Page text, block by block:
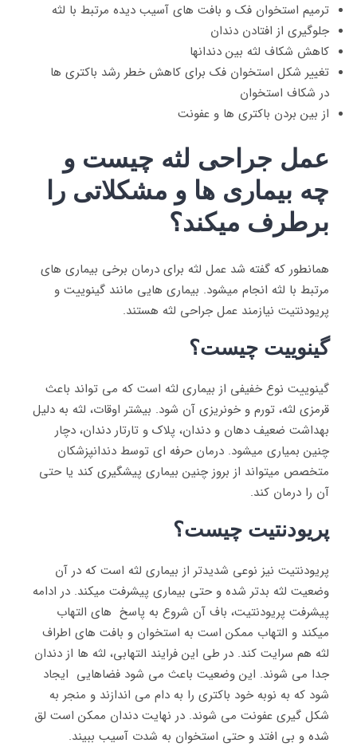
ترمیم استخوان فک و بافت های آسیب دیده مرتبط با لثه
جلوگیری از افتادن دندان
کاهش شکاف لثه بین دندانها
تغییر شکل استخوان فک برای کاهش خطر رشد باکتری ها
در شکاف استخوان
از بین بردن باکتری ها و عفونت
عمل جراحی لثه چیست و
چه بیماری ها و مشکلاتی را
برطرف میکند؟
همانطور که گفته شد عمل لثه برای درمان برخی بیماری های
مرتبط با لثه انجام میشود. بیماری هایی مانند گینوییت و
پریودنتیت نیازمند عمل جراحی لثه هستند.
گینوییت چیست؟
گینوییت نوع خفیفی از بیماری لثه است که می تواند باعث
قرمزی لثه، تورم و خونریزی آن شود. بیشتر اوقات، لثه به دلیل
بهداشت ضعیف دهان و دندان، پلاک و تارتار دندان، دچار
چنین بمیاری میشود. درمان حرفه ای توسط دندانپزشکان
متخصص میتواند از بروز چنین بیماری پیشگیری کند یا حتی
آن را درمان کند.
پریودنتیت چیست؟
پریودنتیت نیز نوعی شدیدتر از بیماری لثه است که در آن
وضعیت لثه بدتر شده و حتی بیماری پیشرفت میکند. در ادامه
پیشرفت پریودنتیت، باف آن شروع به پاسخ های التهاب
میکند و التهاب ممکن است به استخوان و بافت های اطراف
لثه هم سرایت کند. در طی این فرایند التهابی، لثه ها از دندان
جدا می شوند. این وضعیت باعث می شود فضاهایی ایجاد
شود که به نوبه خود باکتری را به دام می اندازند و منجر به
شکل گیری عفونت می شوند. در نهایت دندان ممکن است لق
شده و بی افتد و حتی استخوان به شدت آسیب ببیند.